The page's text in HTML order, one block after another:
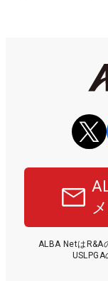
ALBA NetはR&A